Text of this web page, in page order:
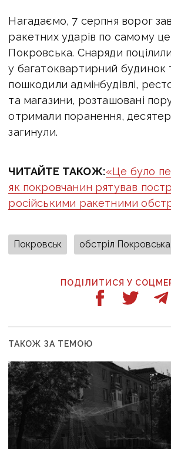
Нагадаємо, 7 серпня ворог
ракетних ударів по самому
Покровська. Снаряди поцілили
у багатоквартирний будинок
пошкодили адмінбудівлі,
та магазини, розташовані
отримали поранення,
загинули.
ЧИТАЙТЕ ТАКОЖ:«Це було
як покровчанин рятував
російськими ракетними
Покровськ обстріл Покровська
ПОДІЛИТИСЯ У
ТАКОЖ ЗА ТЕМОЮ